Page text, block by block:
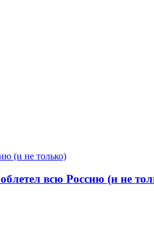
всю Россию (и не